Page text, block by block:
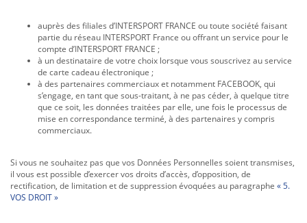
auprès des filiales d’INTERSPORT FRANCE ou toute société faisant
partie du réseau INTERSPORT France ou offrant un service pour le
compte d’INTERSPORT FRANCE ;
à un destinataire de votre choix lorsque vous souscrivez au service
de carte cadeau électronique ;
à des partenaires commerciaux et notamment FACEBOOK, qui
s’engage, en tant que sous-traitant, à ne pas céder, à quelque titre
que ce soit, les données traitées par elle, une fois le processus de
mise en correspondance terminé, à des partenaires y compris
commerciaux.
Si vous ne souhaitez pas que vos Données Personnelles soient transmises,
il vous est possible d’exercer vos droits d’accès, d’opposition, de
rectification, de limitation et de suppression évoquées au paragraphe « 5.
VOS DROIT »